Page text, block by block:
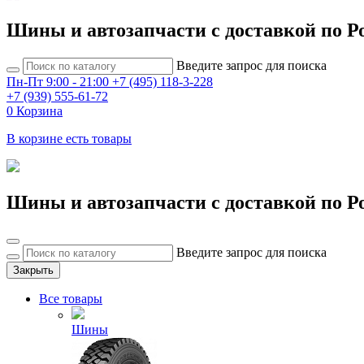
Шины и автозапчасти с доставкой по
Введите запрос для поиска
Пн-Пт 9:00 - 21:00 +7 (495) 118-3-228
+7 (939) 555-61-72
0 Корзина
В корзине есть товары
Шины и автозапчасти с доставкой по
Введите запрос для поиска
Закрыть
Все товары
Шины